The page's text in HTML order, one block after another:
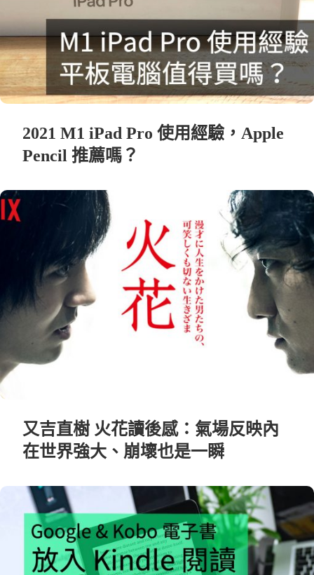
2021 M1 iPad Pro 使用經驗，Apple
Pencil 推薦嗎？
又吉直樹 火花讀後感：氣場反映內
在世界強大、崩壞也是一瞬